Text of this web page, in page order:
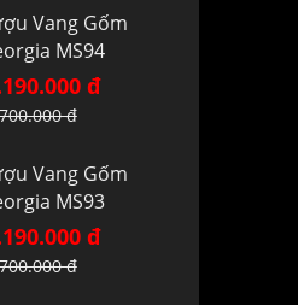
Vang Gốm
MS94
đ
đ
Vang Gốm
MS93
đ
đ